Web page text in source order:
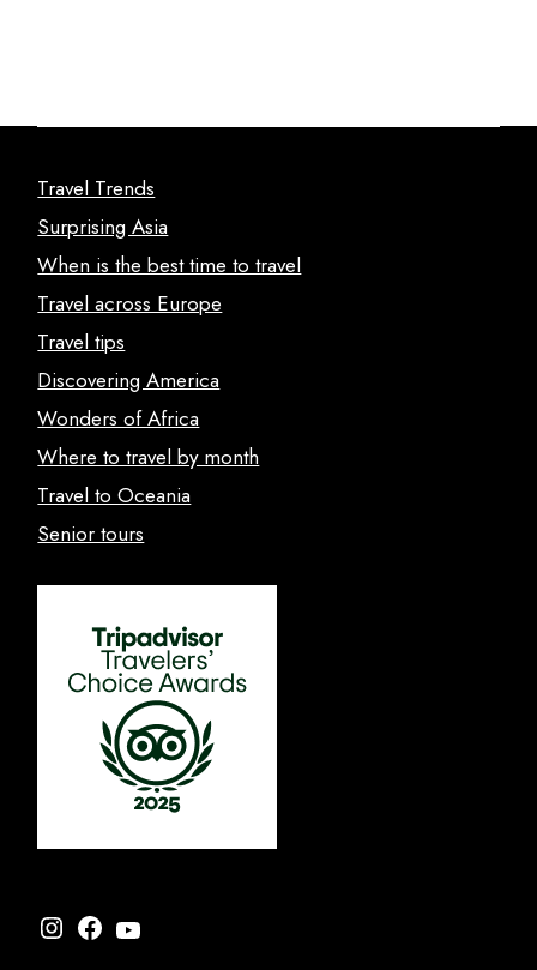
Travel Trends
Surprising Asia
When is the best time to travel
Travel across Europe
Travel tips
Discovering America
Wonders of Africa
Where to travel by month
Travel to Oceania
Senior tours
Instagram
Facebook
YouTube